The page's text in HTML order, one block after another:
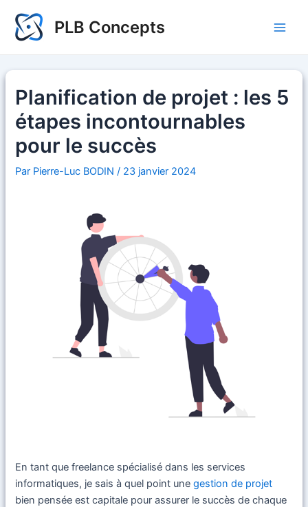
contenu
PLB Concepts
Planification de projet : les 5
étapes incontournables
pour le succès
Par Pierre-Luc BODIN/ 23 janvier 2024
En tant que freelance spécialisé dans les services
informatiques, je sais à quel point unegestion de projet
bien pensée est capitale pour assurer le succès de chaque